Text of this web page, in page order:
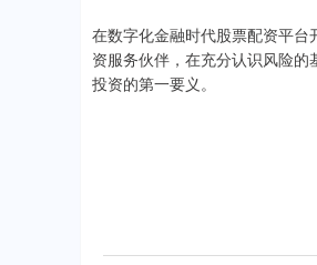
在数字化金融时代股票配资平
资服务伙伴，在充分认识风险
投资的第一要义。